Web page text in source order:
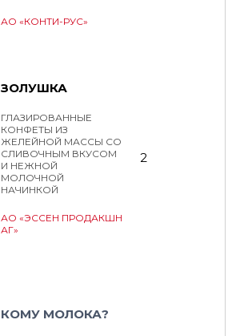
АО «КОНТИ-РУС»
ЗОЛУШКА
ГЛАЗИРОВАННЫЕ
КОНФЕТЫ ИЗ
ЖЕЛЕЙНОЙ МАССЫ СО
СЛИВОЧНЫМ ВКУСОМ
И НЕЖНОЙ
МОЛОЧНОЙ
НАЧИНКОЙ
АО «ЭССЕН ПРОДАКШН
АГ»
2
КОМУ МОЛОКА?